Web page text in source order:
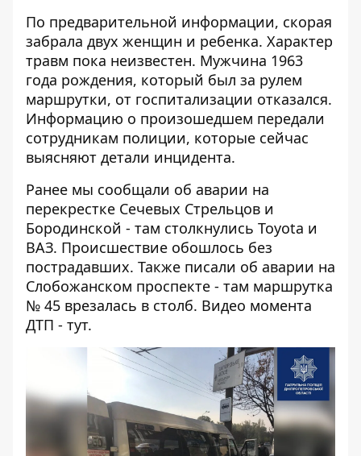
По предварительной информации, скорая
забрала двух женщин и ребенка. Характер
травм пока неизвестен. Мужчина 1963
года рождения, который был за рулем
маршрутки, от госпитализации отказался.
Информацию о произошедшем передали
сотрудникам полиции, которые сейчас
выясняют детали инцидента.
Ранее мы сообщали об аварии на
перекрестке Сечевых Стрельцов и
Бородинской - там столкнулись Toyota и
ВАЗ. Происшествие обошлось без
пострадавших. Также писали об аварии на
Слобожанском проспекте - там маршрутка
№ 45 врезалась в столб. Видео момента
ДТП - тут.